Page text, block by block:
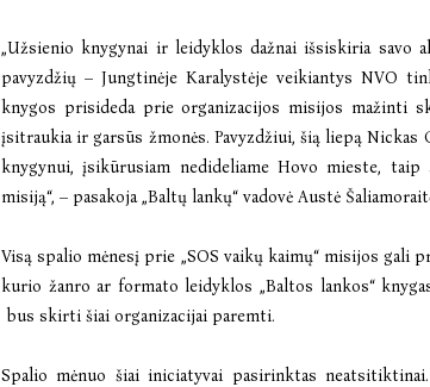
„Užsienio knygynai ir leidyklos dažnai išsiskiria savo
pavyzdžių – Jungtinėje Karalystėje veikiantys NVO
knygos prisideda prie organizacijos misijos mažinti
įsitraukia ir garsūs žmonės. Pavyzdžiui, šią liepą Nickas
knygynui, įsikūrusiam nedideliame Hovo mieste,
misiją“, – pasakoja „Baltų lankų“ vadovė Austė
Visą spalio mėnesį prie „SOS vaikų kaimų“ misijos
kurio žanro ar formato leidyklos „Baltos lankos“
bus skirti šiai organizacijai paremti.
Spalio mėnuo šiai iniciatyvai pasirinktas